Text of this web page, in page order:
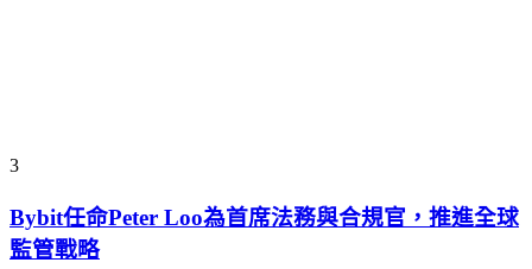
3
Bybit任命Peter Loo為首席法務與合規官，推進全球
監管戰略